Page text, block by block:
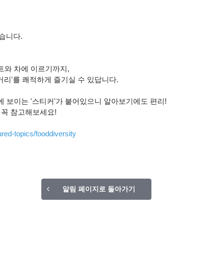
니다.
와 차에 이르기까지,
'를 쾌적하게 즐기실 수 있답니다.
보이는 '스티커'가 붙어있으니 알아보기에도 편리!
참고해보세요!
topics/fooddiversity
알림 페이지로 돌아가기